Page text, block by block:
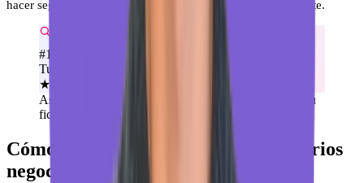
hacer seguimiento sin entrar y salir de Google constantemente.
#1
Tu negocio
★★★★★
Así apareces en el «Local Pack» de Google cuando tu
ficha está bien optimizada.
Cómo gestionar la verificación de varios
negocios desde un solo lugar